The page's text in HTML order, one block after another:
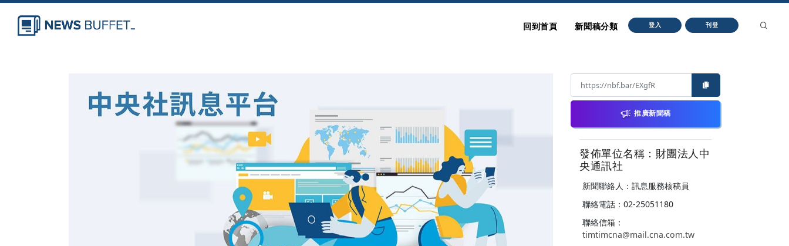
回到首頁 新聞稿分類 登入 刊登
推廣新聞稿
發佈單位名稱：財團法人中
央通訊社
新聞聯絡人：訊息服務核稿員
聯絡電話：02-25051180
聯絡信箱：
timtimcna@mail.cna.com.tw